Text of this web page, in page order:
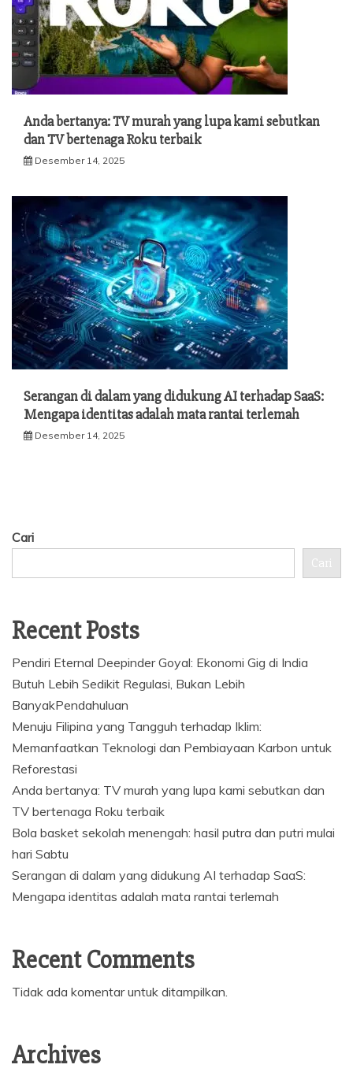
Anda bertanya: TV murah yang lupa kami sebutkan
dan TV bertenaga Roku terbaik
Desember 14, 2025
Serangan di dalam yang didukung AI terhadap SaaS:
Mengapa identitas adalah mata rantai terlemah
Desember 14, 2025
Cari
Cari
Recent Posts
Pendiri Eternal Deepinder Goyal: Ekonomi Gig di India
Butuh Lebih Sedikit Regulasi, Bukan Lebih
BanyakPendahuluan
Menuju Filipina yang Tangguh terhadap Iklim:
Memanfaatkan Teknologi dan Pembiayaan Karbon untuk
Reforestasi
Anda bertanya: TV murah yang lupa kami sebutkan dan
TV bertenaga Roku terbaik
Bola basket sekolah menengah: hasil putra dan putri mulai
hari Sabtu
Serangan di dalam yang didukung AI terhadap SaaS:
Mengapa identitas adalah mata rantai terlemah
Recent Comments
Tidak ada komentar untuk ditampilkan.
Archives